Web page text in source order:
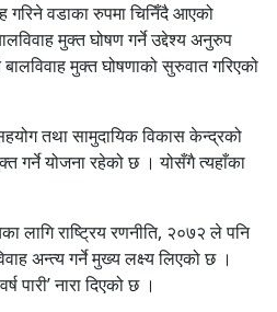
गरिने वडाका रुपमा चिनिँदै आएको
मुक्त घोषण गर्ने उद्देश्य अनुरुप
मुक्त घोषणाको सुरुवात गरिएको
तथा सामुदायिक विकास केन्द्रको
गर्ने योजना रहेको छ । योसँगै त्यहाँका
लागि राष्ट्रिय रणनीति, २०७२ ले पनि
अन्त्य गर्ने मुख्य लक्ष्य लिएको छ ।
पारी’ नारा दिएको छ ।